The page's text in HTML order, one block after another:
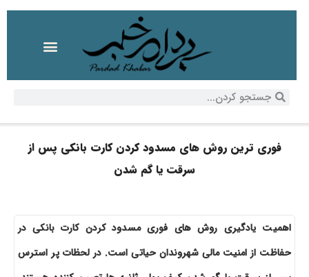
فوری ترین روش های مسدود کردن کارت بانکی پس از
سرقت یا گم شدن
اهمیت یادگیری روش های فوری مسدود کردن کارت بانکی در
حفاظت از امنیت مالی شهروندان حیاتی است. در لحظات پر استرس